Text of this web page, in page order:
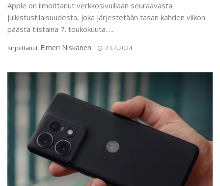
Apple on ilmoittanut verkkosivuillaan seuraavasta
julkistustilaisuudesta, joka järjestetään tasan kahden viikon
päästä tiistaina 7. toukokuuta. ...
Kirjoittanut Elmeri Niskanen 23.4.2024